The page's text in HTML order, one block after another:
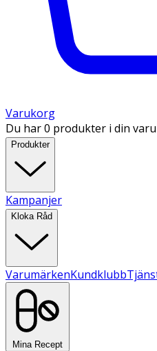
Varukorg
Du har 0 produkter i din
Produkter
Kampanjer
Kloka Råd
VarumärkenKundklubb
Mina Recept